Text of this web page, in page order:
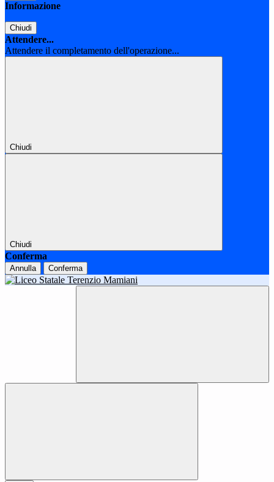
Informazione
Chiudi
Attendere...
Attendere il completamento dell'operazione...
Chiudi
Chiudi
Conferma
Annulla Conferma